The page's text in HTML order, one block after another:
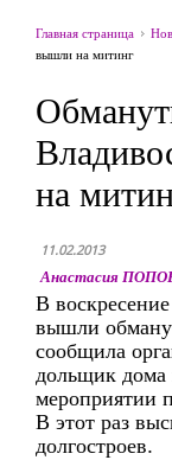
Главная страница
вышли на митинг
на
11.02.2013
Анастасия
В
вышли
сообщила
дольщик дома
мероприятии
В этот раз
долгостроев.